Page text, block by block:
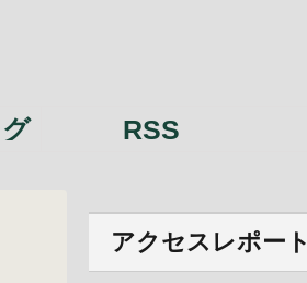
RSS
アクセスレポート